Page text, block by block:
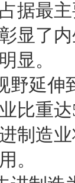
据最
显了
显。
延伸到
比重
造业
。